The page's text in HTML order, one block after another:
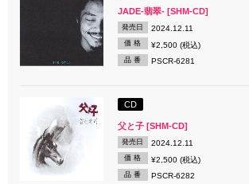
JADE-翡翠- [SHM-CD]
発売日 2024.12.11
価 格 ¥2,500 (税込)
品 番 PSCR-6281
CD
父と子 [SHM-CD]
発売日 2024.12.11
価 格 ¥2,500 (税込)
品 番 PSCR-6282